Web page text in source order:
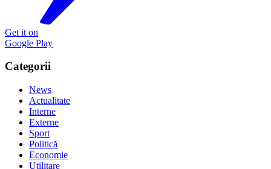
Get it on
Google Play
Categorii
News
Actualitate
Interne
Externe
Sport
Politică
Economie
Utilitare